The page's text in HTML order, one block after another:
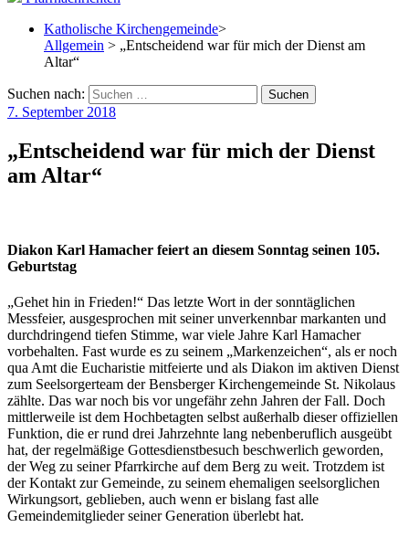
Katholische Kirchengemeinde>
Allgemein > „Entscheidend war für mich der Dienst am
Altar“
Suchen nach:
7. September 2018
„Entscheidend war für mich der Dienst
am Altar“
Diakon Karl Hamacher feiert an diesem Sonntag seinen 105.
Geburtstag
„Gehet hin in Frieden!“ Das letzte Wort in der sonntäglichen
Messfeier, ausgesprochen mit seiner unverkennbar markanten und
durchdringend tiefen Stimme, war viele Jahre Karl Hamacher
vorbehalten. Fast wurde es zu seinem „Markenzeichen“, als er noch
qua Amt die Eucharistie mitfeierte und als Diakon im aktiven Dienst
zum Seelsorgerteam der Bensberger Kirchengemeinde St. Nikolaus
zählte. Das war noch bis vor ungefähr zehn Jahren der Fall. Doch
mittlerweile ist dem Hochbetagten selbst außerhalb dieser offiziellen
Funktion, die er rund drei Jahrzehnte lang nebenberuflich ausgeübt
hat, der regelmäßige Gottesdienstbesuch beschwerlich geworden,
der Weg zu seiner Pfarrkirche auf dem Berg zu weit. Trotzdem ist
der Kontakt zur Gemeinde, zu seinem ehemaligen seelsorglichen
Wirkungsort, geblieben, auch wenn er bislang fast alle
Gemeindemitglieder seiner Generation überlebt hat.